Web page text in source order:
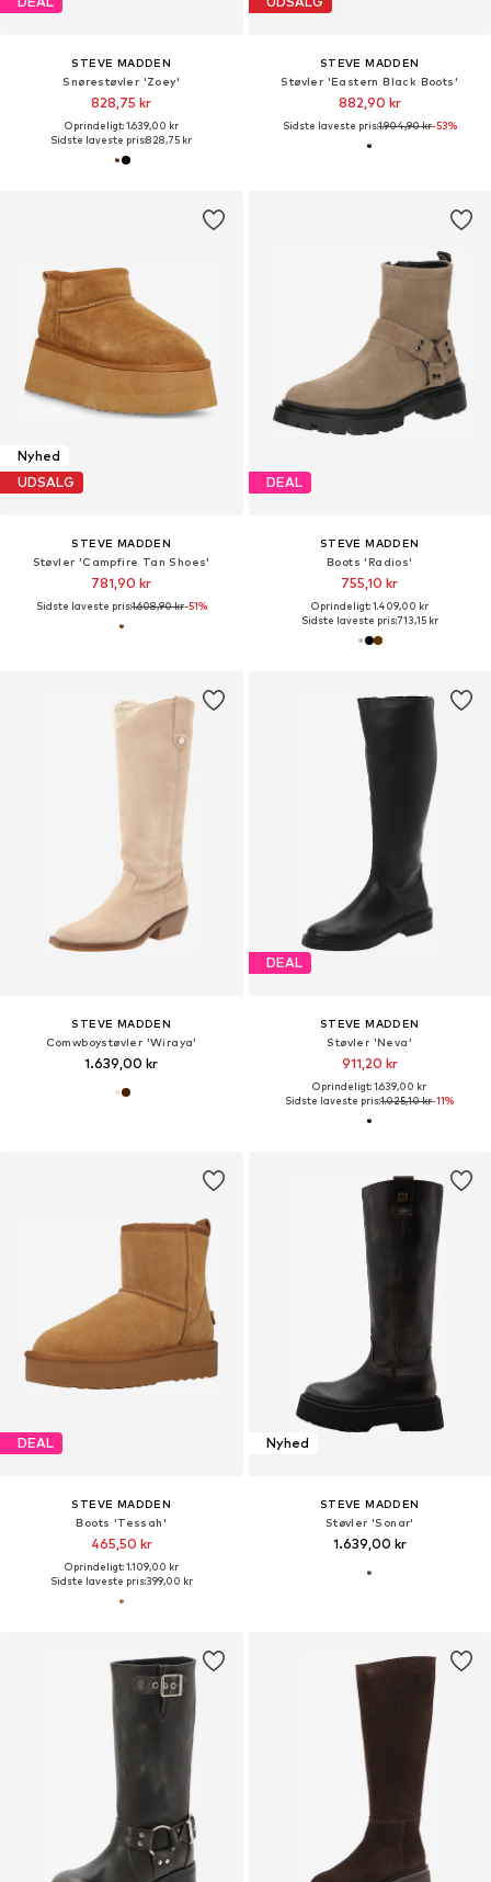
STEVE MADDEN
Snørestøvler 'Zoey'
828,75 kr
Oprindeligt: 1.639,00 kr
Sidste laveste pris:828,75 kr
STEVE MADDEN
Støvler 'Eastern Black Boots'
882,90 kr
Sidste laveste pris:1.904,90 kr-53%
Nyhed
UDSALG
STEVE MADDEN
Støvler 'Campfire Tan Shoes'
781,90 kr
Sidste laveste pris:1.608,90 kr-51%
DEAL
STEVE MADDEN
Boots 'Radios'
755,10 kr
Oprindeligt: 1.409,00 kr
Sidste laveste pris:713,15 kr
STEVE MADDEN
Comwboystøvler 'Wiraya'
1.639,00 kr
DEAL
STEVE MADDEN
Støvler 'Neva'
911,20 kr
Oprindeligt: 1.639,00 kr
Sidste laveste pris:1.025,10 kr-11%
DEAL
STEVE MADDEN
Boots 'Tessah'
465,50 kr
Oprindeligt: 1.109,00 kr
Sidste laveste pris:399,00 kr
Nyhed
STEVE MADDEN
Støvler 'Sonar'
1.639,00 kr